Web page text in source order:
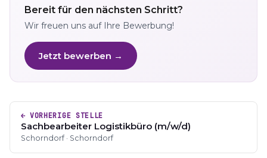
Bereit für den nächsten Schritt?
Wir freuen uns auf Ihre Bewerbung!
Jetzt bewerben →
← VORHERIGE STELLE
Sachbearbeiter Logistikbüro (m/w/d)
Schorndorf · Schorndorf